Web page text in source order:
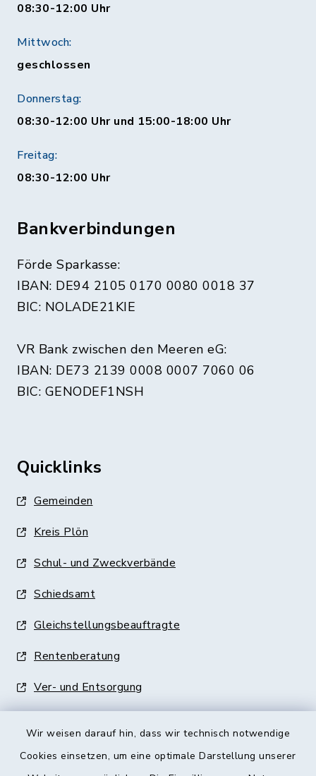
Wir weisen darauf hin, dass wir technisch notwendige
Cookies einsetzen, um eine optimale Darstellung unserer
08:30-12:00 Uhr
Mittwoch:
geschlossen
Donnerstag:
08:30-12:00 Uhr und 15:00-18:00 Uhr
Freitag:
08:30-12:00 Uhr
Bankverbindungen
Förde Sparkasse:
IBAN: DE94 2105 0170 0080 0018 37
BIC: NOLADE21KIE
VR Bank zwischen den Meeren eG:
IBAN: DE73 2139 0008 0007 7060 06
BIC: GENODEF1NSH
Quicklinks
Gemeinden
Kreis Plön
Schul- und Zweckverbände
Schiedsamt
Gleichstellungsbeauftragte
Rentenberatung
Ver- und Entsorgung